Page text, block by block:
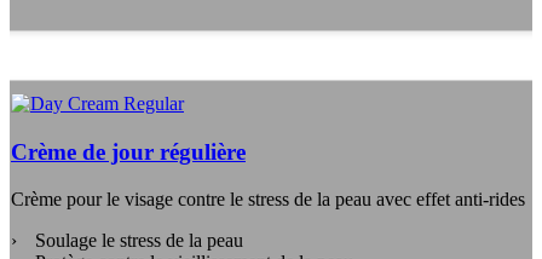
Crème de jour régulière
Crème pour le visage contre le stress de la peau avec effet anti-rides
Soulage le stress de la peau